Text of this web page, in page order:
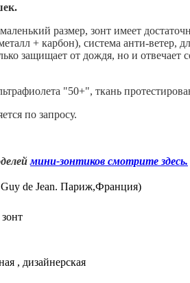
размер, зонт имеет
+ карбон), система анти-
защищает от дождя, но и
"50+", ткань
по запросу.
мини-зонтиков смотрите здесь.
Guy de Jean. Париж,Франция)
, дизайнерская